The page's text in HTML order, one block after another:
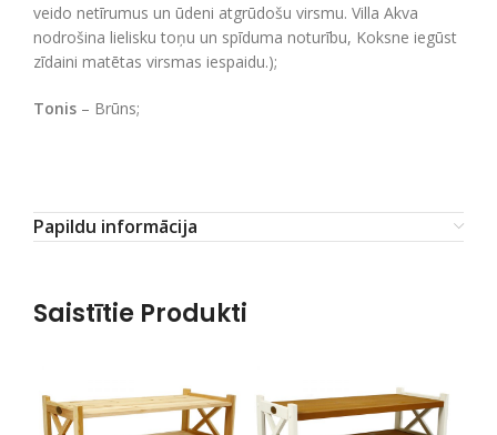
veido netīrumus un ūdeni atgrūdošu virsmu. Villa Akva
nodrošina lielisku toņu un spīduma noturību, Koksne iegūst
zīdaini matētas virsmas iespaidu.);
Tonis – Brūns;
Papildu informācija
Saistītie Produkti